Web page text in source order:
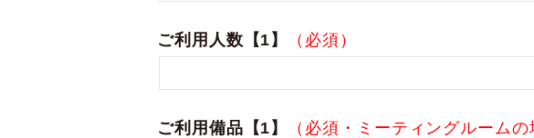
ご利用人数【1】
（必須）
ご利用備品【1】
（必須・ミーティングルーム